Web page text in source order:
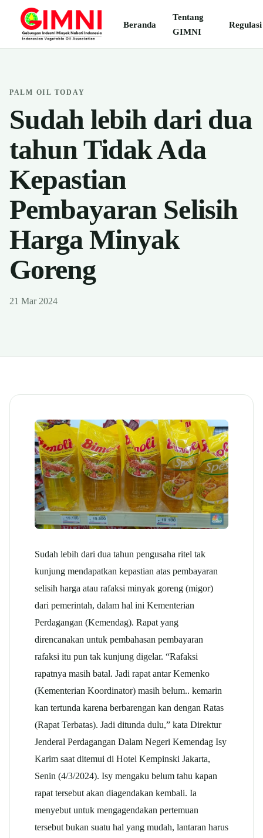
Beranda
Tentang
GIMNI
Regulasi
PALM OIL TODAY
Sudah lebih dari dua
tahun Tidak Ada
Kepastian
Pembayaran Selisih
Harga Minyak
Goreng
21 Mar 2024
Sudah lebih dari dua tahun pengusaha ritel tak
kunjung mendapatkan kepastian atas pembayaran
selisih harga atau rafaksi minyak goreng (migor)
dari pemerintah, dalam hal ini Kementerian
Perdagangan (Kemendag). Rapat yang
direncanakan untuk pembahasan pembayaran
rafaksi itu pun tak kunjung digelar. “Rafaksi
rapatnya masih batal. Jadi rapat antar Kemenko
(Kementerian Koordinator) masih belum.. kemarin
kan tertunda karena berbarengan kan dengan Ratas
(Rapat Terbatas). Jadi ditunda dulu,” kata Direktur
Jenderal Perdagangan Dalam Negeri Kemendag Isy
Karim saat ditemui di Hotel Kempinski Jakarta,
Senin (4/3/2024). Isy mengaku belum tahu kapan
rapat tersebut akan diagendakan kembali. Ia
menyebut untuk mengagendakan pertemuan
tersebut bukan suatu hal yang mudah, lantaran harus